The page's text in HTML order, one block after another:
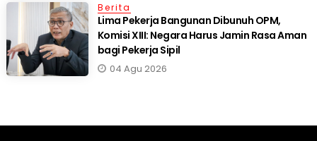
Berita
Lima Pekerja Bangunan Dibunuh OPM,
Komisi XIII: Negara Harus Jamin Rasa Aman
bagi Pekerja Sipil
04 Agu 2026